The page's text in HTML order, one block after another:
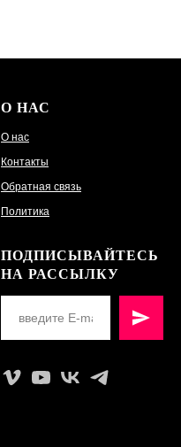
О НАС
О нас
Контакты
Обратная связь
Политика
ПОДПИСЫВАЙТЕСЬ
НА РАССЫЛКУ